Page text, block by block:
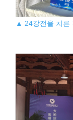
▲ 24강전을 치른